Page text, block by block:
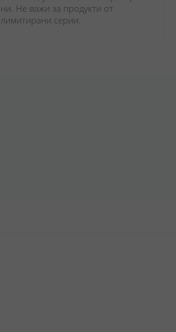
ни. Не важи за продукти от
лимитирани серии.